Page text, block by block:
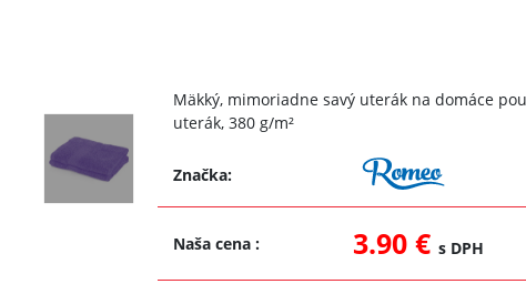
Mäkký, mimoriadne savý uterák na domáce
uterák, 380 g/m²
Značka:
Naša cena: 3.90 €s DPH